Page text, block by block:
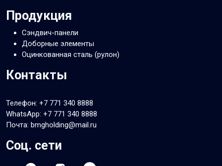
Продукция
Сэндвич-панели
Доборные элементы
Оцинкованная сталь (рулон)
Контакты
Телефон: +7 771 340 8888
WhatsApp: +7 771 340 8888
Почта: bmgholding@mail.ru
Соц. сети